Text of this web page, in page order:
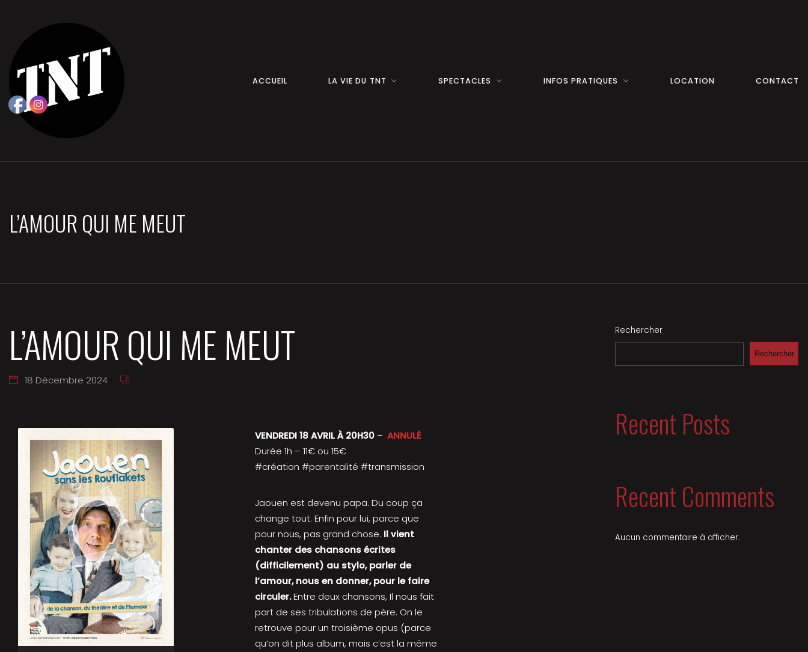
ACCUEIL LA VIE DU TNT SPECTACLES INFOS PRATIQUES LOCATION CONTACT
L’AMOUR QUI ME MEUT
L’AMOUR QUI ME MEUT
18 Décembre 2024
VENDREDI 18 AVRIL À 20H30 – ANNULÉ
Durée 1h – 11€ ou 15€
#création #parentalité #transmission
Jaouen est devenu papa. Du coup ça
change tout. Enfin pour lui, parce que
pour nous, pas grand chose. Il vient
chanter des chansons écrites
(difficilement) au stylo, parler de
l’amour, nous en donner, pour le faire
circuler.Entre deux chansons, Il nous fait
part de ses tribulations de père. On le
retrouve pour un troisième opus (parce
qu’on dit plus album, mais c’est la même
Rechercher
Rechercher
Recent Posts
Recent Comments
Aucun commentaire à afficher.